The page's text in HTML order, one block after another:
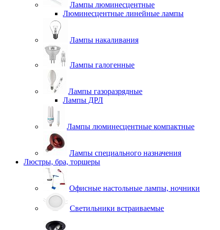
Лампы люминесцентные
Люминесцентные линейные лампы
Лампы накаливания
Лампы галогенные
Лампы газоразрядные
Лампы ДРЛ
Лампы люминесцентные компактные
Лампы специального назначения
Люстры, бра, торшеры
Офисные настольные лампы, ночники
Светильники встраиваемые